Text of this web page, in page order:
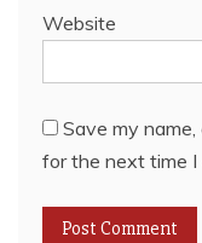
Website
Save my
for the next time I